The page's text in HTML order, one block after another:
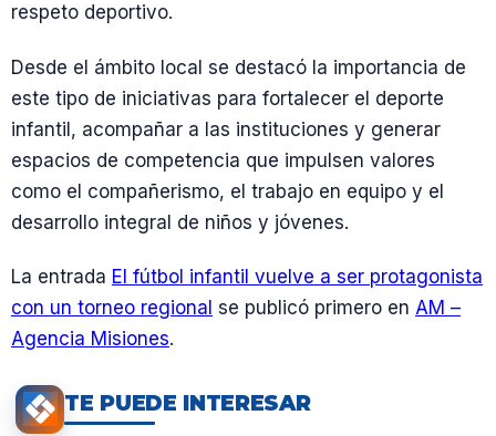
respeto deportivo.
Desde el ámbito local se destacó la importancia de
este tipo de iniciativas para fortalecer el deporte
infantil, acompañar a las instituciones y generar
espacios de competencia que impulsen valores
como el compañerismo, el trabajo en equipo y el
desarrollo integral de niños y jóvenes.
La entrada El fútbol infantil vuelve a ser protagonista
con un torneo regional se publicó primero en AM –
Agencia Misiones.
TE PUEDE INTERESAR